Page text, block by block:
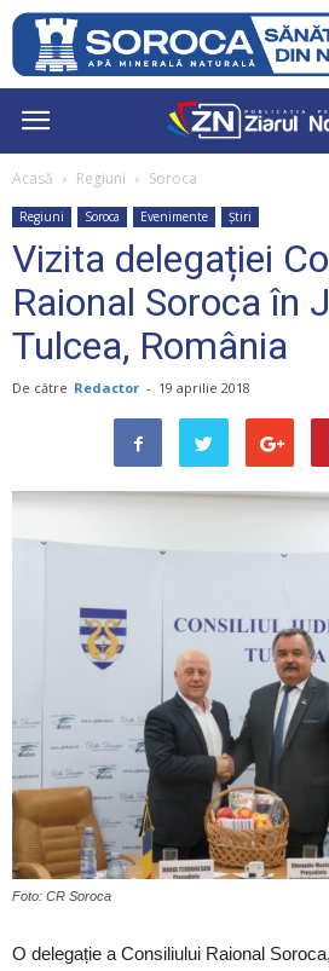
Acasă Regiuni Soroca
Regiuni Soroca Evenimente Știri
Vizita delegației
Raional Soroca în
Tulcea, România
De către Redactor - 19 aprilie 2018
Foto: CR Soroca
O delegație a Consiliului Raional